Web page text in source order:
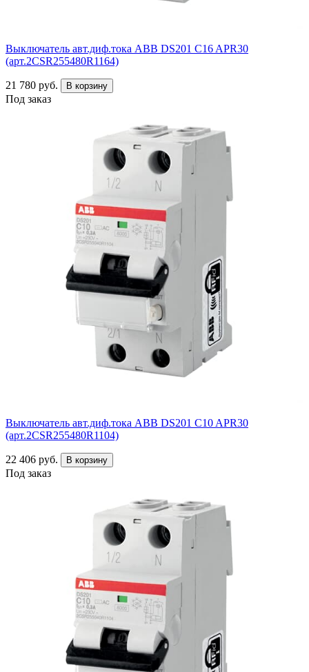
Выключатель авт.диф.тока ABB DS201 C16 APR30
(арт.2CSR255480R1164)
21 780 руб. В корзину
Под заказ
Выключатель авт.диф.тока ABB DS201 C10 APR30
(арт.2CSR255480R1104)
22 406 руб. В корзину
Под заказ